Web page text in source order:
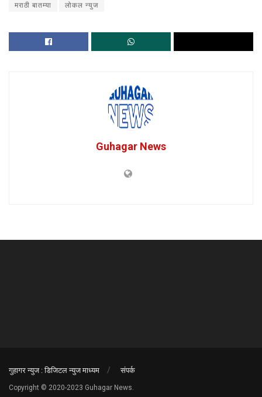
मराठी बातम्या लोकल न्युज
Guhagar News
गुहागर न्युज : डिजिटल न्युज माध्यम संपर्क
Copyright © 2020-2023 Guhagar News.